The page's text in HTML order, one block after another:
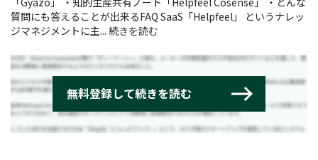
質問にも答えることが出来るFAQ SaaS「Helpfeel」 というナレッ
ジマネジメントに主... 続きを読む